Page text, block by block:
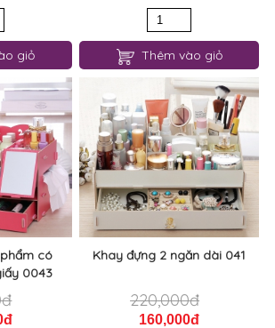
giỏ Thêm vào giỏ
có
0043
Khay đựng 2 ngăn dài 041
220,000đ
160,000đ